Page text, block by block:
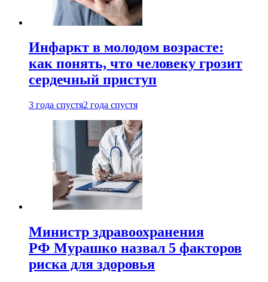
Инфаркт в молодом возрасте:
как понять, что человеку грозит
сердечный приступ
3 года спустя2 года спустя
Министр здравоохранения
РФ Мурашко назвал 5 факторов
риска для здоровья